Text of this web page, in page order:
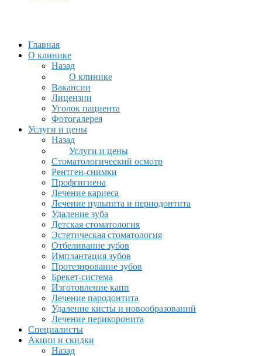
Главная
О клинике
Назад
О клинике
Вакансии
Лицензии
Уголок пациента
Фотогалерея
Услуги и цены
Назад
Услуги и цены
Стоматологический осмотр
Рентген-снимки
Профгигиена
Лечение кариеса
Лечение пульпита и периодонтита
Удаление зуба
Детская стоматология
Эстетическая стоматология
Отбеливание зубов
Имплантация зубов
Протезирование зубов
Брекет-система
Изготовление капп
Лечение пародонтита
Удаление кисты и новообразований
Лечение перикоронита
Специалисты
Акции и скидки
Назад